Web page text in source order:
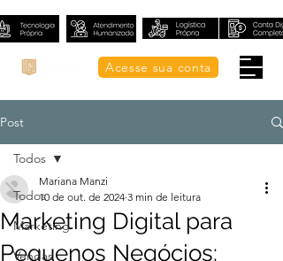
Acesse sua conta
Post
Todos
Marketing
Vendas
Todos
Marketing Digital para
Pequenos Negócios:
Mariana Manzi
10 de out. de 2024 3 min de leitura